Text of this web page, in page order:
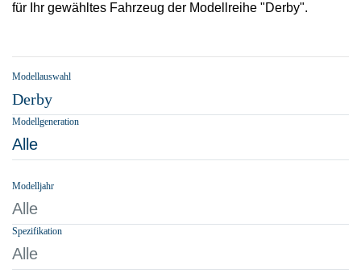
für Ihr gewähltes Fahrzeug der Modellreihe "Derby".
Modellauswahl
Derby
Modellgeneration
Alle
Modelljahr
Alle
Spezifikation
Alle